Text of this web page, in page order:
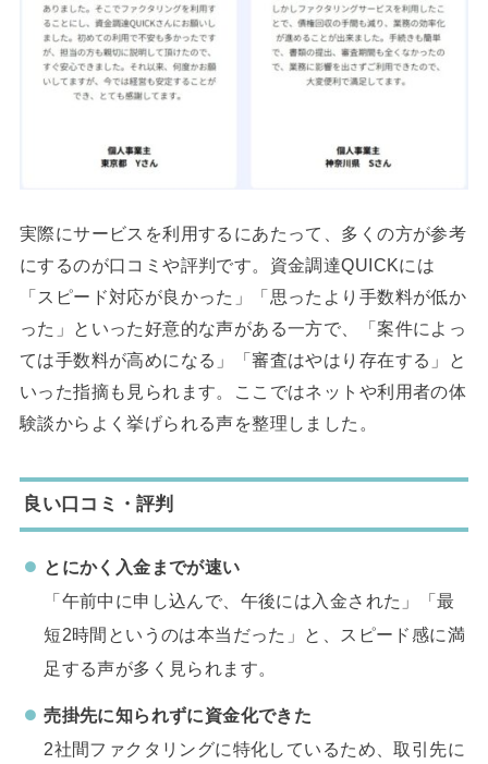
実際にサービスを利用するにあたって、多くの方が参考
にするのが口コミや評判です。資金調達QUICKには
「スピード対応が良かった」「思ったより手数料が低か
った」といった好意的な声がある一方で、「案件によっ
ては手数料が高めになる」「審査はやはり存在する」と
いった指摘も見られます。ここではネットや利用者の体
験談からよく挙げられる声を整理しました。
良い口コミ・評判
とにかく入金までが速い
「午前中に申し込んで、午後には入金された」「最
短2時間というのは本当だった」と、スピード感に満
足する声が多く見られます。
売掛先に知られずに資金化できた
2社間ファクタリングに特化しているため、取引先に